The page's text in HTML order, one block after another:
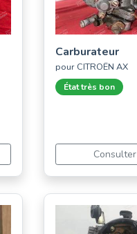
Carburateur
pour CITROËN AX
État très bon
Consulter